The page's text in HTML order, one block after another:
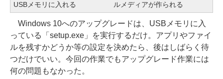
USBメモリに入れる
ルメディアが作られる
Windows 10へのアップグレードは、USBメモリに入
っている「setup.exe」を実行するだけ。アプリやファイ
ルを残すかどうか等の設定を決めたら、後はしばらく待
つだけでいい。今回の作業でもアップグレード作業には
何の問題もなかった。